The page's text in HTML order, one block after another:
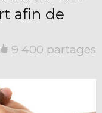
afin de
9 400 partages